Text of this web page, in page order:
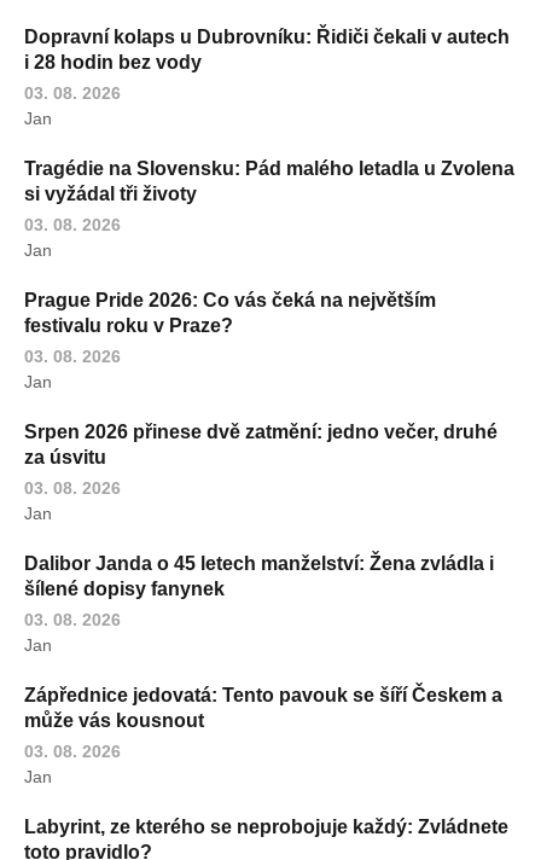
Dopravní kolaps u Dubrovníku: Řidiči čekali v autech
i 28 hodin bez vody
03. 08. 2026
Jan
Tragédie na Slovensku: Pád malého letadla u Zvolena
si vyžádal tři životy
03. 08. 2026
Jan
Prague Pride 2026: Co vás čeká na největším
festivalu roku v Praze?
03. 08. 2026
Jan
Srpen 2026 přinese dvě zatmění: jedno večer, druhé
za úsvitu
03. 08. 2026
Jan
Dalibor Janda o 45 letech manželství: Žena zvládla i
šílené dopisy fanynek
03. 08. 2026
Jan
Zápřednice jedovatá: Tento pavouk se šíří Českem a
může vás kousnout
03. 08. 2026
Jan
Labyrint, ze kterého se neprobojuje každý: Zvládnete
toto pravidlo?